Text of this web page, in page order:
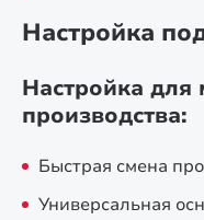
Настройка
Настройка для
производства:
Быстрая смена
Универсальная